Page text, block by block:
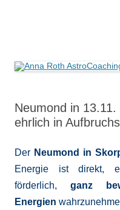
Neumond in
ehrlich in
Der Neumond in
Energie ist direkt,
förderlich, ganz
Energien